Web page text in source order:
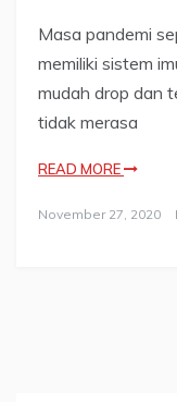
Masa pandemi
memiliki sistem
mudah drop dan
tidak merasa
READ MORE
November 27, 2020